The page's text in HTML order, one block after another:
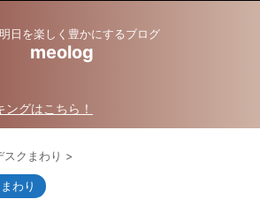
日を楽しく豊かにするブログ
meolog
ら！
スクまわり >
わり